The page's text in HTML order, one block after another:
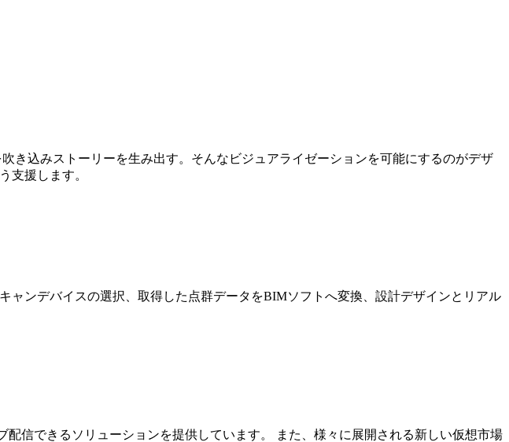
き込みストーリーを生み出す。そんなビジュアライゼーションを可能にするのがデザ
支援します。
ャンデバイスの選択、取得した点群データをBIMソフトへ変換、設計デザインとリアル
信できるソリューションを提供しています。 また、様々に展開される新しい仮想市場